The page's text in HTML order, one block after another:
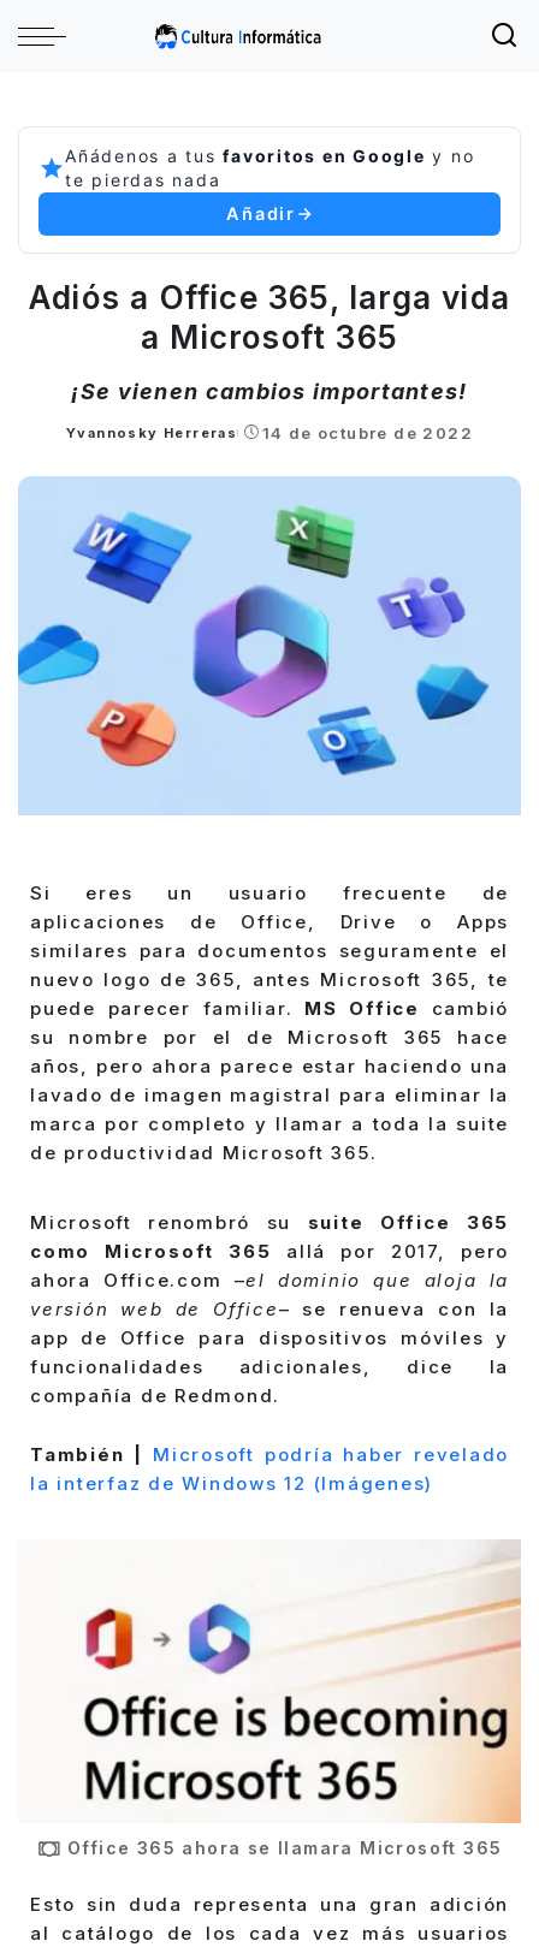
Añádenos a tusfavoritos en Google y no
te pierdas nada
Añadir
Adiós a Office 365, larga vida
a Microsoft 365
¡Se vienen cambios importantes!
Posted
Yvannosky Herreras 14 de octubre de 2022
Si eres un usuario frecuente de
aplicaciones de Office, Drive o Apps
similares para documentos seguramente el
nuevo logo de 365, antes Microsoft 365, te
puede parecer familiar. MS Office
cambió
su nombre por el de Microsoft 365 hace
años, pero ahora parece estar haciendo una
lavado de imagen magistral para eliminar la
marca por completo y llamar a toda la suite
de productividad Microsoft 365.
Microsoft renombró su suite Office 365
como Microsoft 365 allá por 2017, pero
ahora Office.com –el dominio que aloja la
versión web de Office– se renueva con la
app de Office para dispositivos móviles y
funcionalidades adicionales, dice la
compañía de Redmond.
También |
Microsoft podría haber revelado
la interfaz de Windows 12 (Imágenes)
Office 365 ahora se llamara Microsoft 365
Esto sin duda representa una gran adición
al catálogo de los cada vez más usuarios